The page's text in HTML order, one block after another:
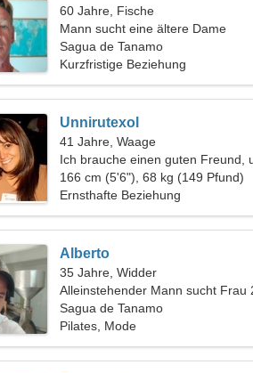
60 Jahre, Fische
Mann sucht eine ältere Dame
Sagua de Tanamo
Kurzfristige Beziehung
Unnirutexol
41 Jahre, Waage
Ich brauche einen guten Freund,
zusammen Ski zu fahren
166 cm (5'6"), 68 kg (149 Pfund)
Ernsthafte Beziehung
Alberto
35 Jahre, Widder
Alleinstehender Mann sucht Frau
Sagua de Tanamo
Pilates, Mode